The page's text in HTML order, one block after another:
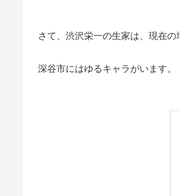
さて、渋沢栄一の生家は、現在の
深谷市にはゆるキャラがいます。